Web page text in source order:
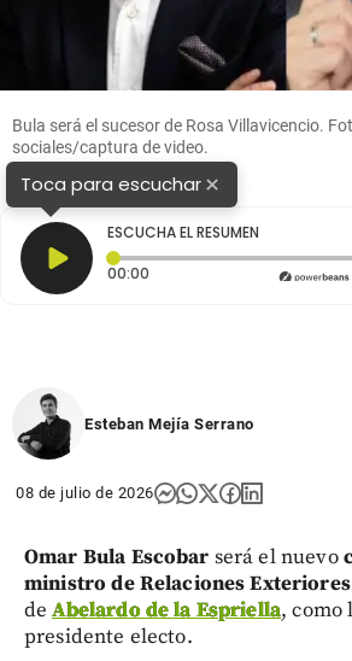
Bula será el sucesor de Rosa Villavicencio.
sociales/captura de video.
Toca para escuchar×
ESCUCHA EL RESUMEN
00:00 Tiempo transcurrido: 0
Esteban Mejía Serrano
08 de julio de 2026
Omar Bula Escobar será el nuevo
ministro de Relaciones Exteriores
deAbelardo de la Espriella, como
presidente electo.